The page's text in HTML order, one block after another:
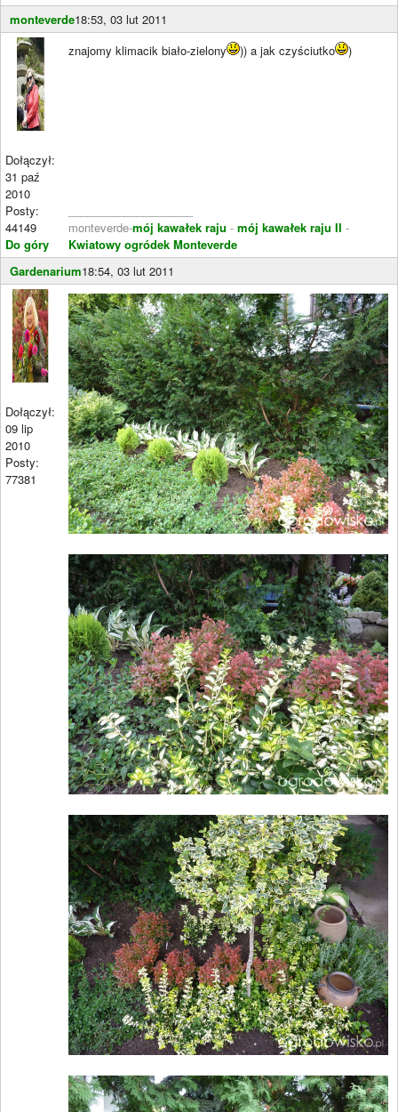
monteverde18:53, 03 lut 2011
Dołączył:
31 paź
2010
Posty:
44149
Do góry
znajomy klimacik biało-zielony )) a jak czyściutko )
monteverde-mój kawałek raju - mój kawałek raju II -
Kwiatowy ogródek Monteverde
Gardenarium18:54, 03 lut 2011
Dołączył:
09 lip
2010
Posty:
77381